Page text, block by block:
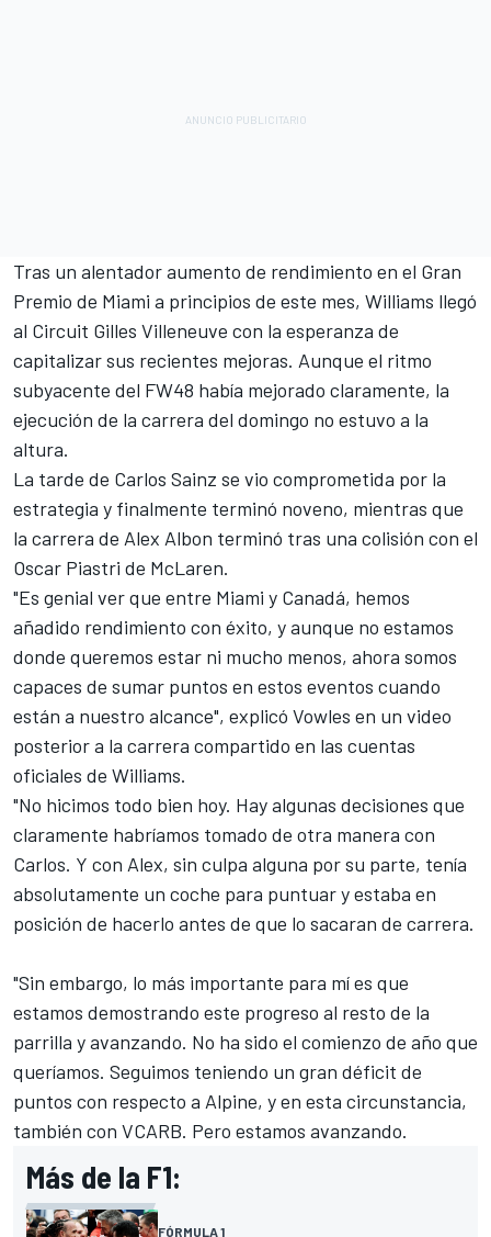
Tras un alentador aumento de rendimiento en el Gran
Premio de Miami a principios de este mes, Williams llegó
al Circuit Gilles Villeneuve con la esperanza de
capitalizar sus recientes mejoras. Aunque el ritmo
subyacente del FW48 había mejorado claramente, la
ejecución de la carrera del domingo no estuvo a la
altura.
La tarde de Carlos Sainz se vio comprometida por la
estrategia y finalmente terminó noveno, mientras que
la carrera de Alex Albon terminó tras una colisión con el
Oscar Piastri de McLaren.
"Es genial ver que entre Miami y Canadá, hemos
añadido rendimiento con éxito, y aunque no estamos
donde queremos estar ni mucho menos, ahora somos
capaces de sumar puntos en estos eventos cuando
están a nuestro alcance", explicó Vowles en un video
posterior a la carrera compartido en las cuentas
oficiales de Williams.
"No hicimos todo bien hoy. Hay algunas decisiones que
claramente habríamos tomado de otra manera con
Carlos. Y con Alex, sin culpa alguna por su parte, tenía
absolutamente un coche para puntuar y estaba en
posición de hacerlo antes de que lo sacaran de carrera.
"Sin embargo, lo más importante para mí es que
estamos demostrando este progreso al resto de la
parrilla y avanzando. No ha sido el comienzo de año que
queríamos. Seguimos teniendo un gran déficit de
puntos con respecto a Alpine, y en esta circunstancia,
también con VCARB. Pero estamos avanzando.
Más de la F1:
FÓRMULA 1